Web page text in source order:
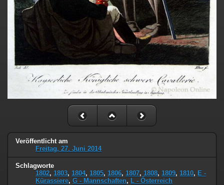
Veröffentlicht am
Freitag, 27. Juni 2014
Schlagworte
1802, 1803, 1804, 1805, 1806, 1807, 1808, 1809, 1810, E -
Kürassiere, G - Mannschaften, L - Österreich